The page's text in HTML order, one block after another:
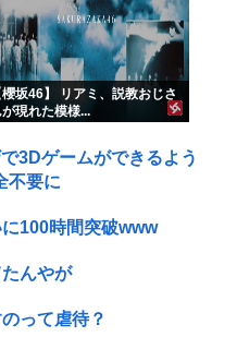
櫻坂46】 リアミ、説教おじさ
が現れた模様...
3Dゲームができるよう
不要に
100時間突破www
んやが
って虐待？